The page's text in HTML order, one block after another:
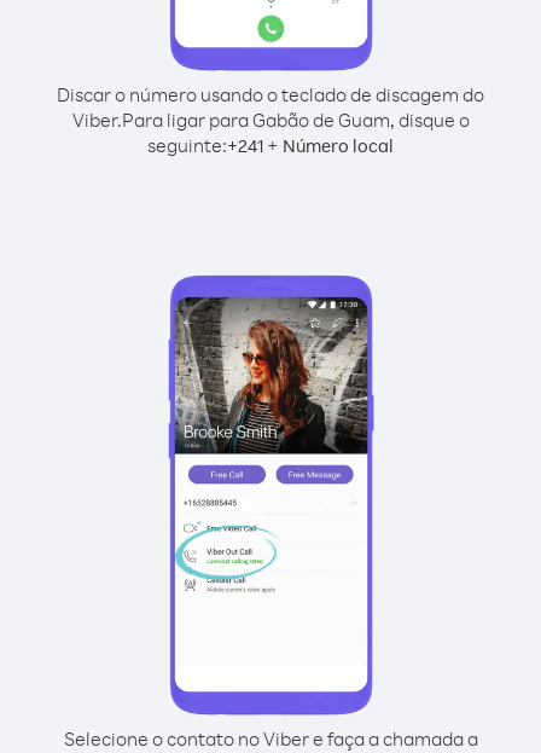
Discar o número usando o teclado de discagem do
Viber.Para ligar para Gabão de Guam, disque o
seguinte:+241 + Número local
Selecione o contato no Viber e faça a chamada a